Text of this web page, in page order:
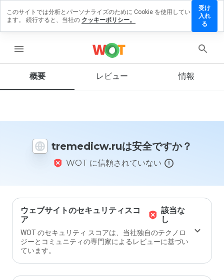
menu
概要 レビュー 情報
tremedicw.ruは安全ですか？
WOT に信頼されていない
ウェブサイトのセキュリティスコ
ア
該当な
し
WOT のセキュリティ スコアは、当社独自のテクノロ
ジーとコミュニティの専門家によるレビューに基づい
ています。
ビュー
す
この
イト
価し
ます
か？
このサイトでは分析とパーソナライズのために Cookie を使用してい
ます。 続行すると、当社の クッキーポリシー。
受け
入れ
る